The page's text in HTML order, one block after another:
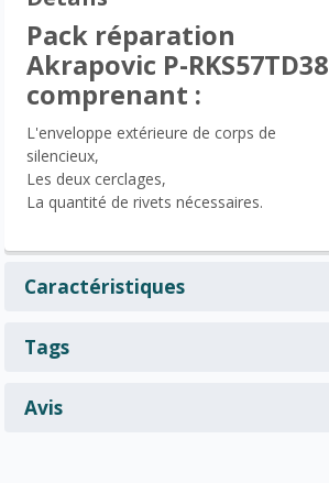
Pack réparation
Akrapovic P-RKS57TD38
comprenant :
L'enveloppe extérieure de corps de
silencieux,
Les deux cerclages,
La quantité de rivets nécessaires.
Caractéristiques
Tags
Avis